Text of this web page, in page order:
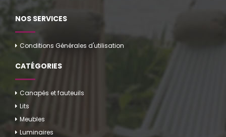
NOS SERVICES
Conditions Générales d'utilisation
CATÉGORIES
Canapés et fauteuils
Lits
Meubles
Luminaires